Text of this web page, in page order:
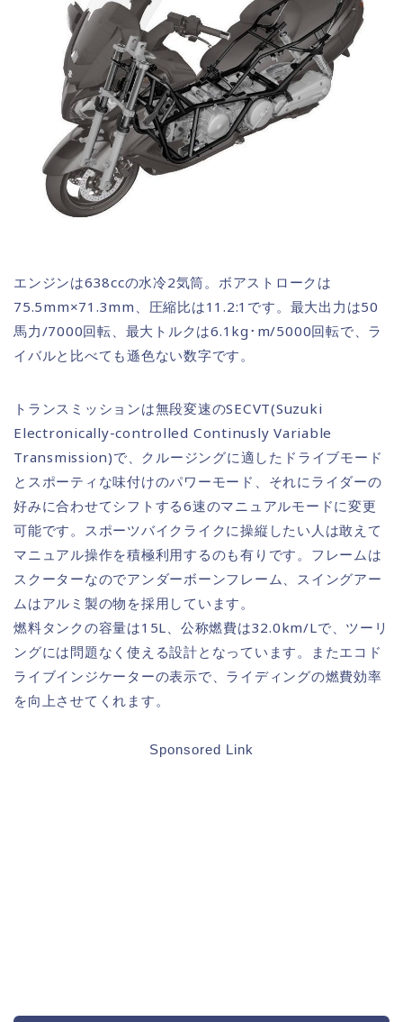
エンジンは638ccの水冷2気筒。ボアストロークは
75.5mm×71.3mm、圧縮比は11.2:1です。最大出力は50
馬力/7000回転、最大トルクは6.1kg･m/5000回転で、ラ
イバルと比べても遜色ない数字です。
トランスミッションは無段変速のSECVT(Suzuki
Electronically-controlled Continusly Variable
Transmission)で、クルージングに適したドライブモード
とスポーティな味付けのパワーモード、それにライダーの
好みに合わせてシフトする6速のマニュアルモードに変更
可能です。スポーツバイクライクに操縦したい人は敢えて
マニュアル操作を積極利用するのも有りです。フレームは
スクーターなのでアンダーボーンフレーム、スイングアー
ムはアルミ製の物を採用しています。
燃料タンクの容量は15L、公称燃費は32.0km/Lで、ツーリ
ングには問題なく使える設計となっています。またエコド
ライブインジケーターの表示で、ライディングの燃費効率
を向上させてくれます。
Sponsored Link